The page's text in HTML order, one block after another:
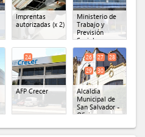
Imprentas
autorizadas (x 2)
Ministerio de
Trabajo y
Previsión
Social
AFP Crecer
24
Alcaldía
Municipal de
San Salvador -
Oficina
26 27
28
29
30